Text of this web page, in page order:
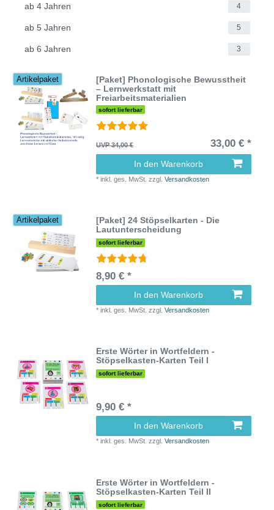
ab 4 Jahren 4
ab 5 Jahren 5
ab 6 Jahren 3
Artikelpaket
[Paket] Phonologische Bewusstheit
– Lernwerkstatt mit
Freiarbeitsmaterialien
sofort lieferbar
UVP 34,00 € 33,00 € *
In den Warenkorb
*inkl. ges. MwSt. zzgl.Versandkosten
Artikelpaket
[Paket] 24 Stöpselkarten - Die
Lautunterscheidung
sofort lieferbar
8,90 € *
In den Warenkorb
*inkl. ges. MwSt. zzgl.Versandkosten
Erste Wörter in Wortfeldern -
Stöpselkasten-Karten Teil I
sofort lieferbar
9,90 € *
In den Warenkorb
*inkl. ges. MwSt. zzgl.Versandkosten
Erste Wörter in Wortfeldern -
Stöpselkasten-Karten Teil II
sofort lieferbar